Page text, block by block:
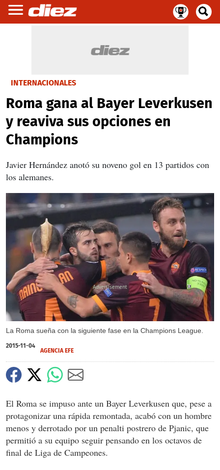
INTERNACIONALES
Roma gana al Bayer Leverkusen
y reaviva sus opciones en
Champions
Javier Hernández anotó su noveno gol en 13 partidos con
los alemanes.
La Roma sueña con la siguiente fase en la Champions League.
X
X
X
2015-11-04
AGENCIA EFE
El Roma se impuso ante un Bayer Leverkusen que, pese a
protagonizar una rápida remontada, acabó con un hombre
menos y derrotado por un penalti postrero de Pjanic, que
permitió a su equipo seguir pensando en los octavos de
final de Liga de Campeones.